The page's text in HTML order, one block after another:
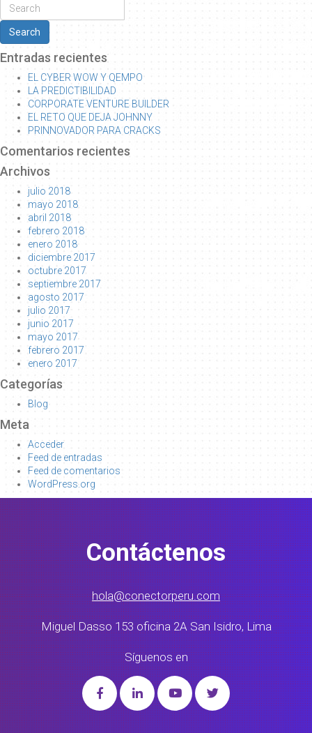
Search
Entradas recientes
EL CYBER WOW Y QEMPO
LA PREDICTIBILIDAD
CORPORATE VENTURE BUILDER
EL RETO QUE DEJA JOHNNY
PRINNOVADOR PARA CRACKS
Comentarios recientes
Archivos
julio 2018
mayo 2018
abril 2018
febrero 2018
enero 2018
diciembre 2017
octubre 2017
septiembre 2017
agosto 2017
julio 2017
junio 2017
mayo 2017
febrero 2017
enero 2017
Categorías
Blog
Meta
Acceder
Feed de entradas
Feed de comentarios
WordPress.org
Contáctenos
hola@conectorperu.com
Miguel Dasso 153 oficina 2A San Isidro, Lima
Síguenos en